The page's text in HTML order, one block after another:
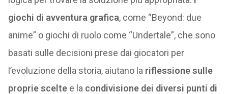
giochi di avventura grafica, come “Beyond: due
anime” o giochi di ruolo come “Undertale”, che sono
basati sulle decisioni prese dai giocatori per
l’evoluzione della storia, aiutano la riflessione sulle
proprie sceltee la condivisione dei diversi punti di